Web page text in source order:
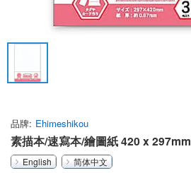
品牌 Ehimeshikou
素描本/速寫本/繪圖紙 420 x 297mm
English 简体中文